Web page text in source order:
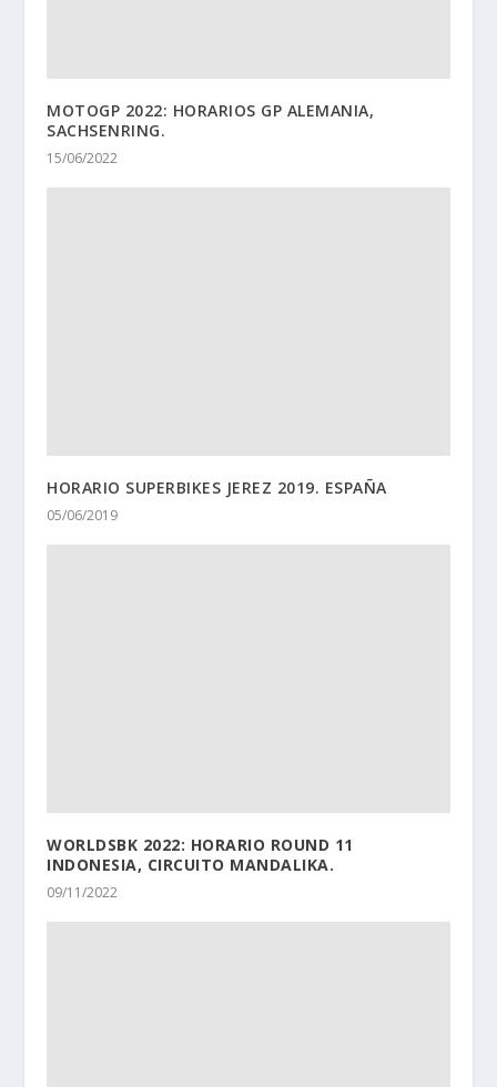
MOTOGP 2022: HORARIOS GP ALEMANIA,
SACHSENRING.
15/06/2022
HORARIO SUPERBIKES JEREZ 2019. ESPAÑA
05/06/2019
WORLDSBK 2022: HORARIO ROUND 11
INDONESIA, CIRCUITO MANDALIKA.
09/11/2022